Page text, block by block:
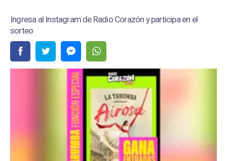
Ingresa al Instagram de Radio Corazón y participa en el
sorteo